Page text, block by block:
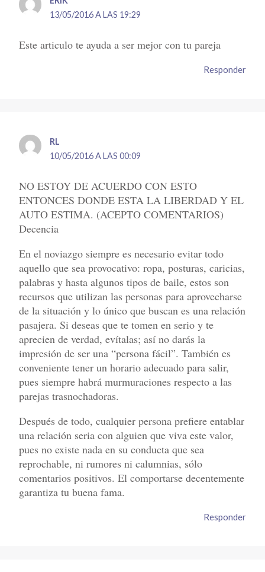
13/05/2016 A LAS 19:29
Este articulo te ayuda a ser mejor con tu pareja
Responder
RL
10/05/2016 A LAS 00:09
NO ESTOY DE ACUERDO CON ESTO
ENTONCES DONDE ESTA LA LIBERDAD Y EL
AUTO ESTIMA. (ACEPTO COMENTARIOS)
Decencia
En el noviazgo siempre es necesario evitar todo
aquello que sea provocativo: ropa, posturas, caricias,
palabras y hasta algunos tipos de baile, estos son
recursos que utilizan las personas para aprovecharse
de la situación y lo único que buscan es una relación
pasajera. Si deseas que te tomen en serio y te
aprecien de verdad, evítalas; así no darás la
impresión de ser una “persona fácil”. También es
conveniente tener un horario adecuado para salir,
pues siempre habrá murmuraciones respecto a las
parejas trasnochadoras.
Después de todo, cualquier persona prefiere entablar
una relación seria con alguien que viva este valor,
pues no existe nada en su conducta que sea
reprochable, ni rumores ni calumnias, sólo
comentarios positivos. El comportarse decentemente
garantiza tu buena fama.
Responder